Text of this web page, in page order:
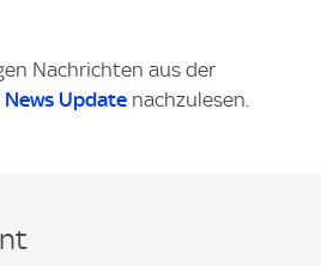
Nachrichten aus der
News Update nachzulesen.